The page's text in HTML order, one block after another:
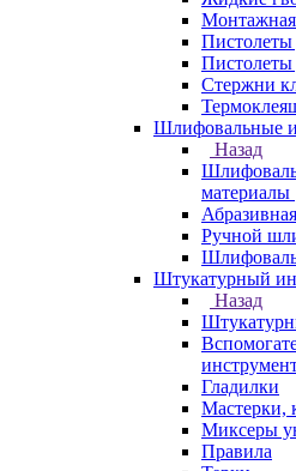
Пистолеты
Стержни
Шлифовальные
Назад
материалы
Ручной
Штукатурный
Назад
Гладилки
Мастерки,
Миксеры
Правила